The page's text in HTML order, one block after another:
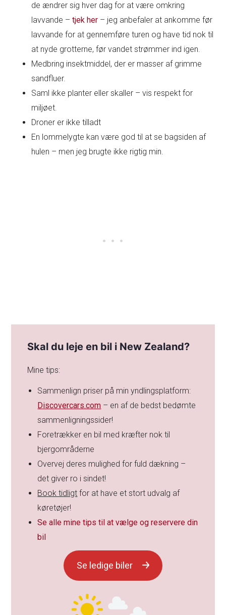
de ændrer sig hver dag for at være omkring
lavvande –tjek her – jeg anbefaler at ankomme før
lavvande for at gennemføre turen og have tid nok til
at nyde grotterne, før vandet strømmer ind igen.
Medbring insektmiddel, der er masser af grimme
sandfluer.
Saml ikke planter eller skaller – vis respekt for
miljøet.
Droner er ikke tilladt
En lommelygte kan være god til at se bagsiden af
hulen – men jeg brugte ikke rigtig min.
Skal du leje en bil i New Zealand?
Mine tips:
Sammenlign priser på min yndlingsplatform:
Discovercars.com – en af de bedst bedømte
sammenligningssider!
Foretrækker en bil med kræfter nok til
bjergområderne
Overvej deres mulighed for fuld dækning –
det giver ro i sindet!
Book tidligt for at have et stort udvalg af
køretøjer!
Se alle mine tips til at vælge og reservere din
bil
Se ledige biler